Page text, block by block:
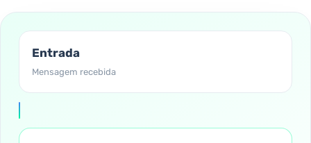
Entrada
Mensagem recebida